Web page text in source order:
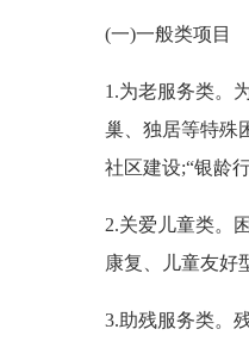
(一)一般类项目
1.为老服务类。
巢、独居等特殊
社区建设;“银龄
2.关爱儿童类。
康复、儿童友好
3.助残服务类。